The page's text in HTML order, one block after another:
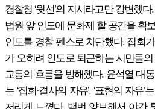
경찰청 ‘윗선’의 지시라고만 강변했
법원 앞 인도에 문화제 할 공간을 확
인도를 경찰 펜스로 차단했다. 집회
가 오히려 인도로 퇴근하는 시민들
교통의 흐름을 방해했다. 윤석열 대
는 ‘집회·결사의 자유’, ‘표현의 자유
저리게 느꼈다. 백번 양보해서 야간